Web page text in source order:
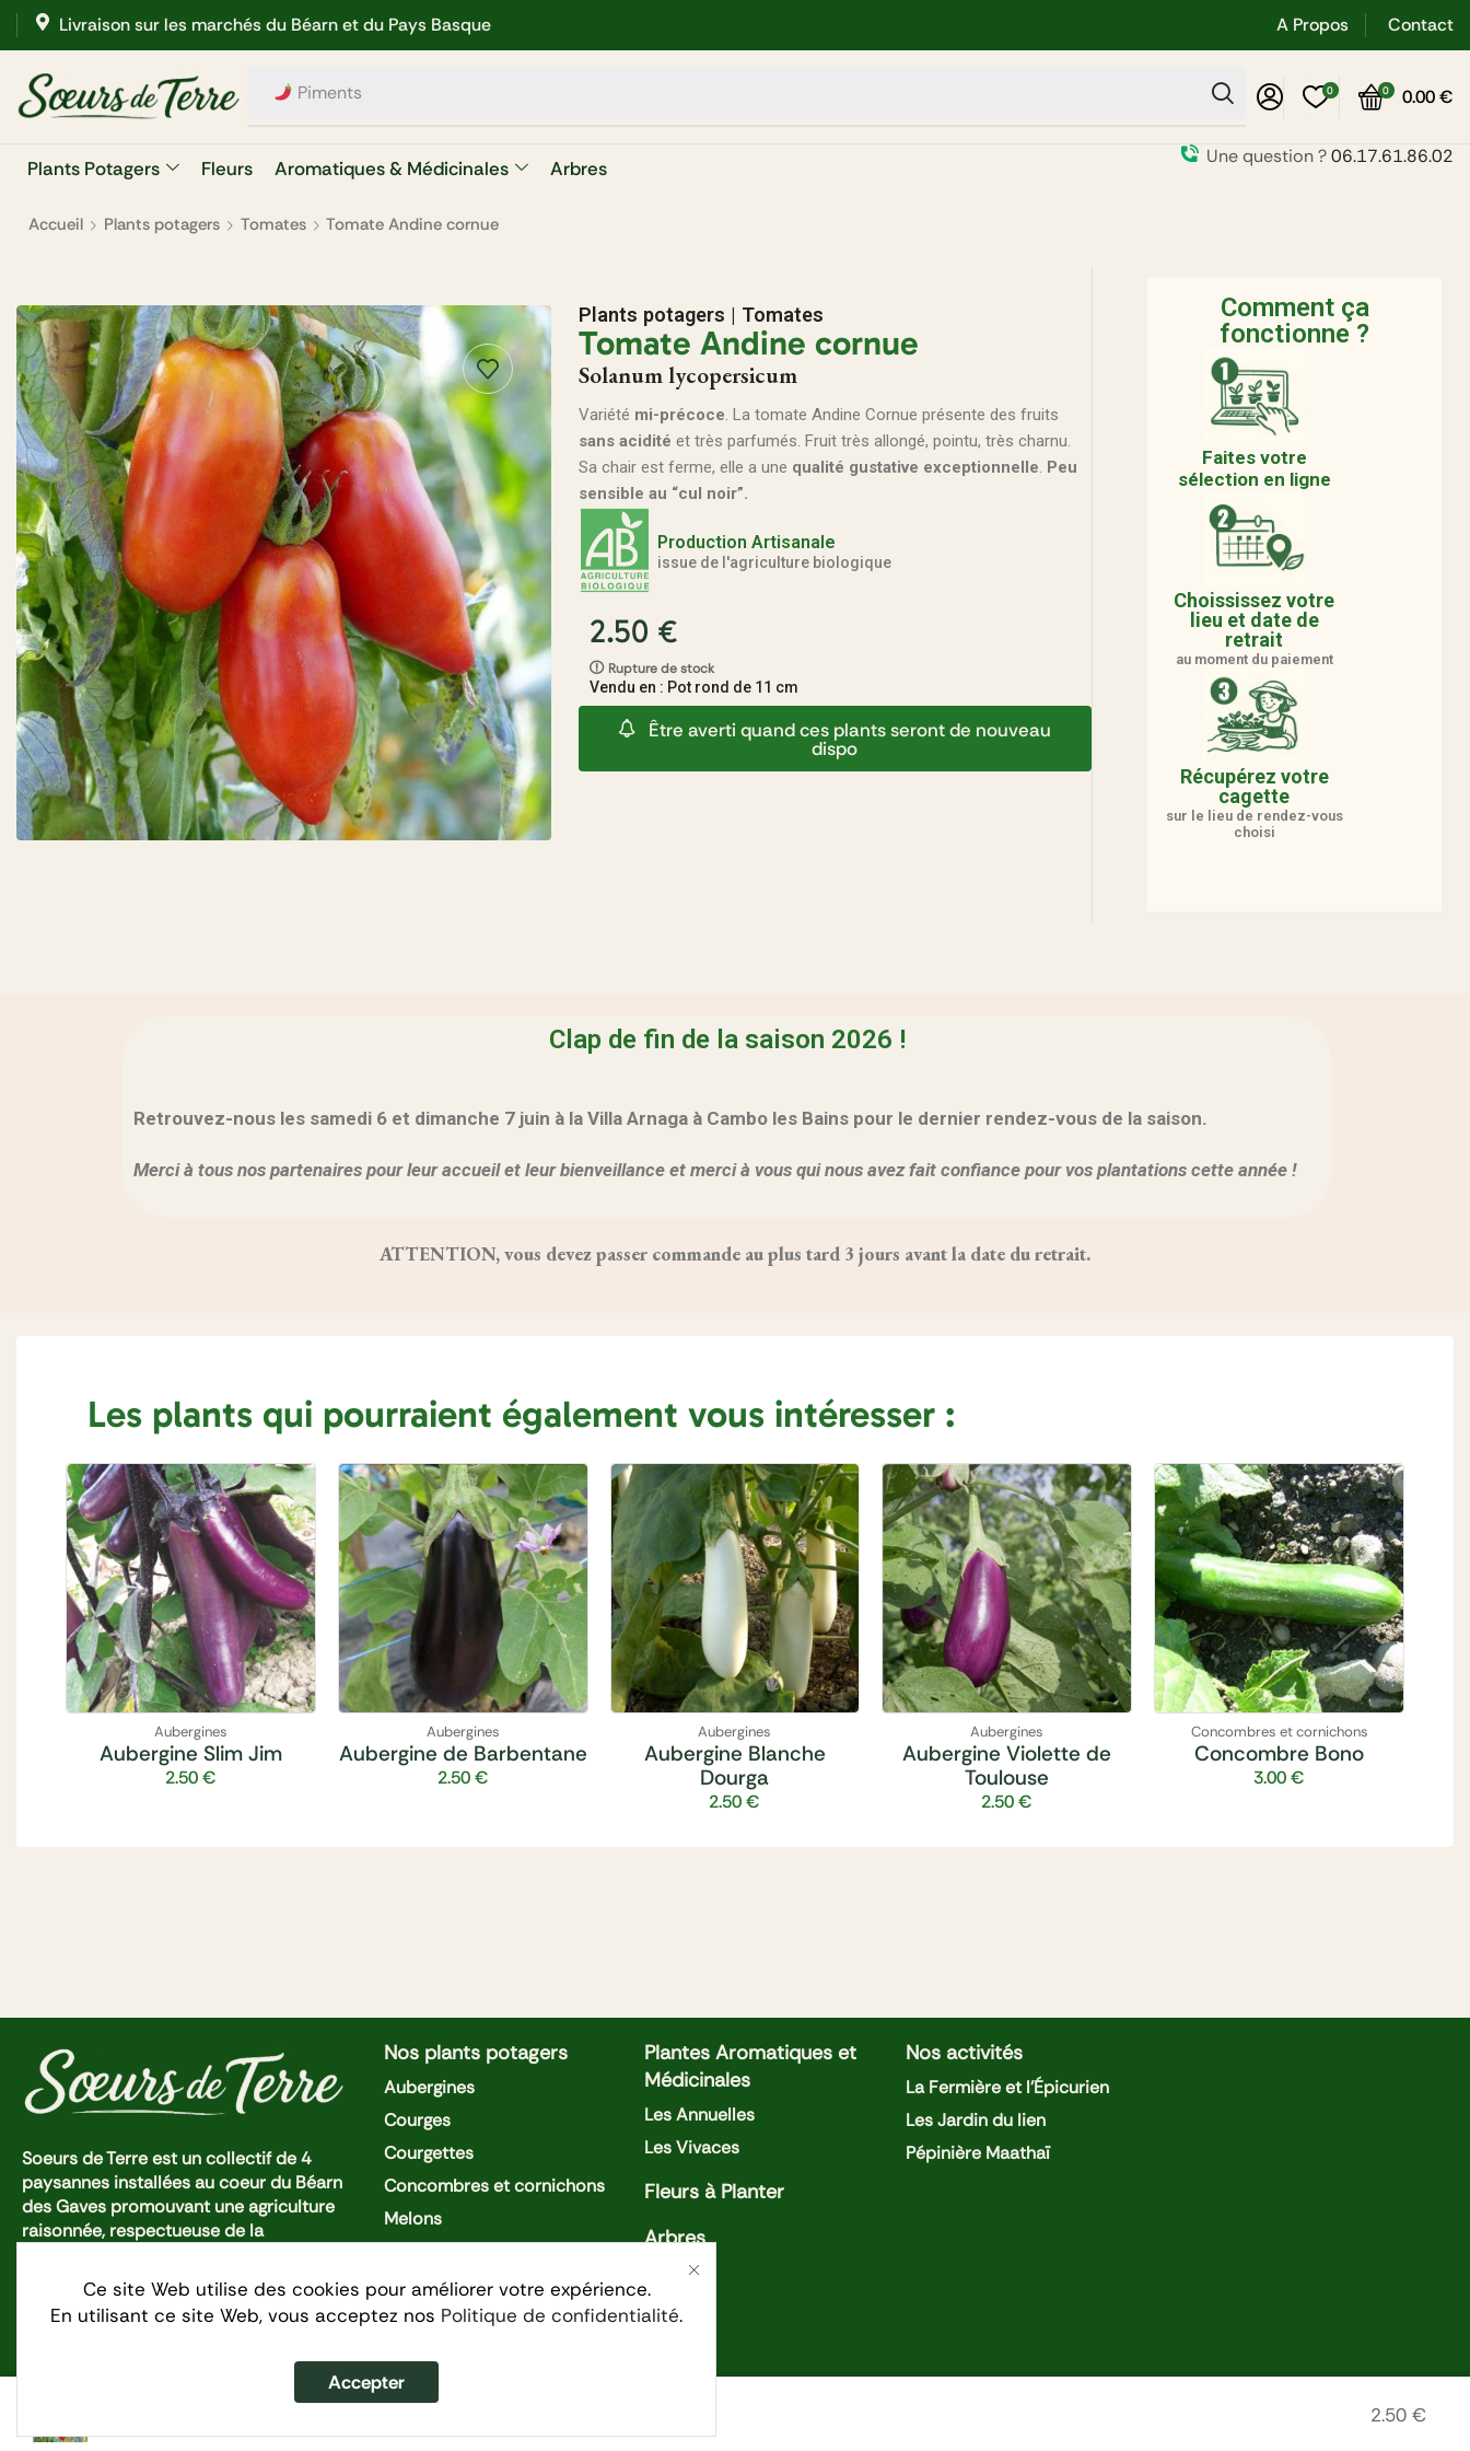
Livraison sur les marchés du Béarn et du Pays Basque A Propos Contact
Aubergines 0 0 0.00€
Plants Potagers Fleurs Aromatiques & Médicinales Arbres
Une question ?06.17.61.86.02
Accueil Plants potagers Tomates Tomate Andine cornue
Plants potagers | Tomates
Tomate Andine cornue
Solanum lycopersicum
Variété mi-précoce. La tomate Andine Cornue présente des fruits
sans acidité et très parfumés. Fruit très allongé, pointu, très charnu.
Sa chair est ferme, elle a une qualité gustative exceptionnelle. Peu
sensible au “cul noir”.
Production Artisanale
issue de l'agriculture biologique
2.50 €
Rupture de stock
Vendu en : Pot rond de 11 cm
Être averti quand ces plants seront de nouveau
dispo
2.50€
Comment ça
fonctionne ?
Faites votre
sélection en ligne
Choississez votre
lieu et date de
retrait
au moment du paiement
Récupérez votre
cagette
sur le lieu de rendez-vous
choisi
Clap de fin de la saison 2026 !
Retrouvez-nous les samedi 6 et dimanche 7 juin à la Villa Arnaga à Cambo les Bains pour le dernier rendez-vous de la saison.
Merci à tous nos partenaires pour leur accueil et leur bienveillance et merci à vous qui nous avez fait confiance pour vos plantations cette année !
ATTENTION, vous devez passer commande au plus tard 3 jours avant la date du retrait.
Les plants qui pourraient également vous intéresser :
Aubergines
Aubergine Slim Jim
2.50€
Aubergines
Aubergine de Barbentane
2.50€
Aubergines
Aubergine Blanche
Dourga
2.50€
Aubergines
Aubergine Violette de
Toulouse
2.50€
Concombres et cornichons
Concombre Bono
3.00€
Ce site Web utilise des cookies pour améliorer votre expérience.
En utilisant ce site Web, vous acceptez nos Politique de confidentialité.
Accepter
Soeurs de Terre est un collectif de 4
paysannes installées au coeur du Béarn
des Gaves promouvant une agriculture
raisonnée, respectueuse de la
de coopération.
Nos plants potagers
Aubergines
Courges
Courgettes
Concombres et cornichons
Melons
Pastèques
Tomates Cerises
Plantes Aromatiques et
Médicinales
Les Annuelles
Les Vivaces
Fleurs à Planter
Arbres
Nos activités
La Fermière et l'Épicurien
Les Jardin du lien
Pépinière Maathaï